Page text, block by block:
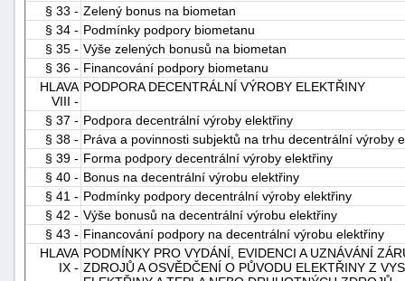
§ 33 - Zelený bonus na biometan
§ 34 - Podmínky podpory biometanu
§ 35 - Výše zelených bonusů na biometan
§ 36 - Financování podpory biometanu
HLAVA
VIII -
PODPORA DECENTRÁLNÍ VÝROBY ELEKTŘINY
§ 37 - Podpora decentrální výroby elektřiny
§ 38 - Práva a povinnosti subjektů na trhu decentrální výroby
§ 39 - Forma podpory decentrální výroby elektřiny
§ 40 - Bonus na decentrální výrobu elektřiny
§ 41 - Podmínky podpory decentrální výroby elektřiny
§ 42 - Výše bonusů na decentrální výrobu elektřiny
§ 43 - Financování podpory na decentrální výrobu elektřiny
HLAVA
IX -
PODMÍNKY PRO VYDÁNÍ, EVIDENCI A UZNÁVÁNÍ
ZDROJŮ A OSVĚDČENÍ O PŮVODU ELEKTŘINY Z